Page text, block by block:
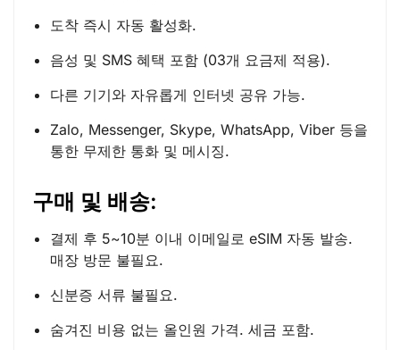
도착 즉시 자동 활성화.
음성 및 SMS 혜택 포함 (03개 요금제 적용).
다른 기기와 자유롭게 인터넷 공유 가능.
Zalo, Messenger, Skype, WhatsApp, Viber 등을
통한 무제한 통화 및 메시징.
구매 및 배송:
결제 후 5~10분 이내 이메일로 eSIM 자동 발송.
매장 방문 불필요.
신분증 서류 불필요.
숨겨진 비용 없는 올인원 가격. 세금 포함.